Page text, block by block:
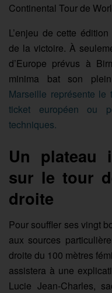
Continental Tour de
L’enjeu de cette
de la victoire. À
d’Europe prévus à
minima bat son
Marseille représente
ticket européen ou
techniques.
Un plateau
sur le tour
droite
Pour souffler ses vingt
aux sources
droite du 100 mètres
assistera à une
Lucie Jean-Charles,